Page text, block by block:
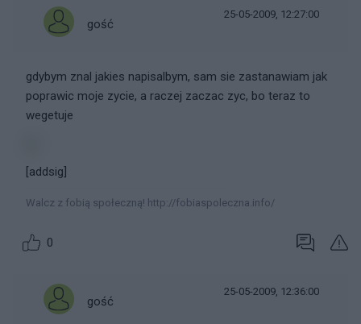
gość
25-05-2009, 12:27:00
gdybym znal jakies napisalbym, sam sie zastanawiam jak
poprawic moje zycie, a raczej zaczac zyc, bo teraz to
wegetuje
[addsig]
Walcz z fobią społeczną! http://fobiaspoleczna.info/
0
gość
25-05-2009, 12:36:00